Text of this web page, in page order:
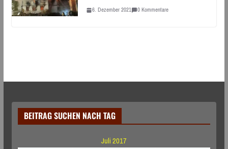
6. Dezember 2021 0 Kommentare
BEITRAG SUCHEN NACH TAG
Juli 2017